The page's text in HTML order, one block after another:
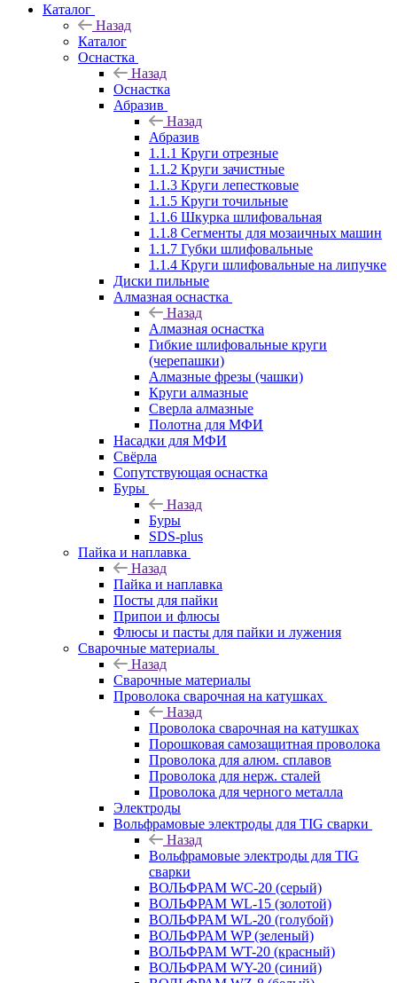
Каталог
Назад
Каталог
Оснастка
Назад
Оснастка
Абразив
Назад
Абразив
1.1.1 Круги отрезные
1.1.2 Круги зачистные
1.1.3 Круги лепестковые
1.1.5 Круги точильные
1.1.6 Шкурка шлифовальная
1.1.8 Сегменты для мозаичных машин
1.1.7 Губки шлифовальные
1.1.4 Круги шлифовальные на липучке
Диски пильные
Алмазная оснастка
Назад
Алмазная оснастка
Гибкие шлифовальные круги
(черепашки)
Алмазные фрезы (чашки)
Круги алмазные
Сверла алмазные
Полотна для МФИ
Насадки для МФИ
Свёрла
Сопутствующая оснастка
Буры
Назад
Буры
SDS-plus
Пайка и наплавка
Назад
Пайка и наплавка
Посты для пайки
Припои и флюсы
Флюсы и пасты для пайки и лужения
Сварочные материалы
Назад
Сварочные материалы
Проволока сварочная на катушках
Назад
Проволока сварочная на катушках
Порошковая самозащитная проволока
Проволока для алюм. сплавов
Проволока для нерж. сталей
Проволока для черного металла
Электроды
Вольфрамовые электроды для TIG сварки
Назад
Вольфрамовые электроды для TIG
сварки
ВОЛЬФРАМ WC-20 (серый)
ВОЛЬФРАМ WL-15 (золотой)
ВОЛЬФРАМ WL-20 (голубой)
ВОЛЬФРАМ WP (зеленый)
ВОЛЬФРАМ WT-20 (красный)
ВОЛЬФРАМ WY-20 (синий)